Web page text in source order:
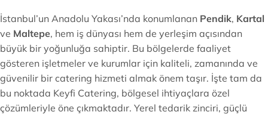
İstanbul’un Anadolu Yakası’nda konumlanan Pendik, Kartal
ve Maltepe, hem iş dünyası hem de yerleşim açısından
büyük bir yoğunluğa sahiptir. Bu bölgelerde faaliyet
gösteren işletmeler ve kurumlar için kaliteli, zamanında ve
güvenilir bir catering hizmeti almak önem taşır. İşte tam da
bu noktada Keyfi Catering, bölgesel ihtiyaçlara özel
çözümleriyle öne çıkmaktadır. Yerel tedarik zinciri, güçlü